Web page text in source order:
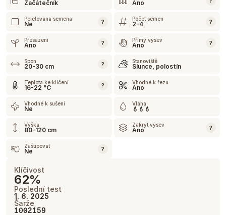
Začátečník Ano
Peletovaná semena
Ne ? Počet semen
2-4 ?
Přesazení
Ano ? Přímý výsev
Ano ?
Spon
20-30 cm ? Stanoviště
Slunce, polostín
Teplota ke klíčení
16-22 °C ? Vhodné k řezu
Ano
Vhodné k sušení
Ne
Vláha
💧💧💧
Výška
80-120 cm
Zakrýt výsev
Ano ?
Zaštipovat
Ne ?
Klíčivost
62%
Poslední test
1. 6. 2025
Šarže
1002159